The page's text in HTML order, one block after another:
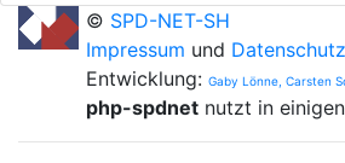
© SPD-NET-SH
Impressum und Datenschutz
Entwicklung: Gaby Lönne, Carsten
php-spdnet nutzt in